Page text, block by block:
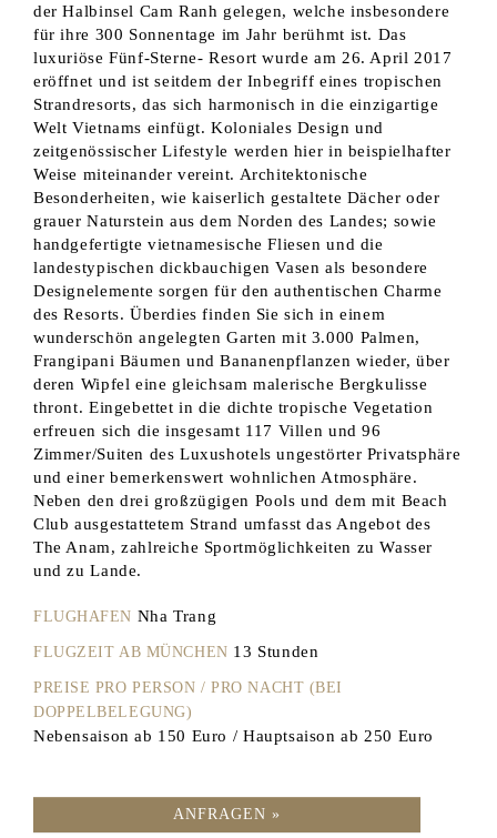
der Halbinsel Cam Ranh gelegen, welche insbesondere
für ihre 300 Sonnentage im Jahr berühmt ist. Das
luxuriöse Fünf-Sterne- Resort wurde am 26. April 2017
eröffnet und ist seitdem der Inbegriff eines tropischen
Strandresorts, das sich harmonisch in die einzigartige
Welt Vietnams einfügt. Koloniales Design und
zeitgenössischer Lifestyle werden hier in beispielhafter
Weise miteinander vereint. Architektonische
Besonderheiten, wie kaiserlich gestaltete Dächer oder
grauer Naturstein aus dem Norden des Landes; sowie
handgefertigte vietnamesische Fliesen und die
landestypischen dickbauchigen Vasen als besondere
Designelemente sorgen für den authentischen Charme
des Resorts. Überdies finden Sie sich in einem
wunderschön angelegten Garten mit 3.000 Palmen,
Frangipani Bäumen und Bananenpflanzen wieder, über
deren Wipfel eine gleichsam malerische Bergkulisse
thront. Eingebettet in die dichte tropische Vegetation
erfreuen sich die insgesamt 117 Villen und 96
Zimmer/Suiten des Luxushotels ungestörter Privatsphäre
und einer bemerkenswert wohnlichen Atmosphäre.
Neben den drei großzügigen Pools und dem mit Beach
Club ausgestattetem Strand umfasst das Angebot des
The Anam, zahlreiche Sportmöglichkeiten zu Wasser
und zu Lande.
FLUGHAFEN Nha Trang
FLUGZEIT AB MÜNCHEN 13 Stunden
PREISE PRO PERSON / PRO NACHT (BEI
DOPPELBELEGUNG)
Nebensaison ab 150 Euro / Hauptsaison ab 250 Euro
ANFRAGEN »